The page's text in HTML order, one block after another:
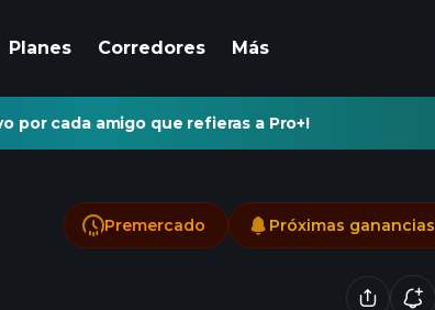
Planes Corredores Más
por cada amigo que refieras a Pro+!
Premercado Próximas ganancias